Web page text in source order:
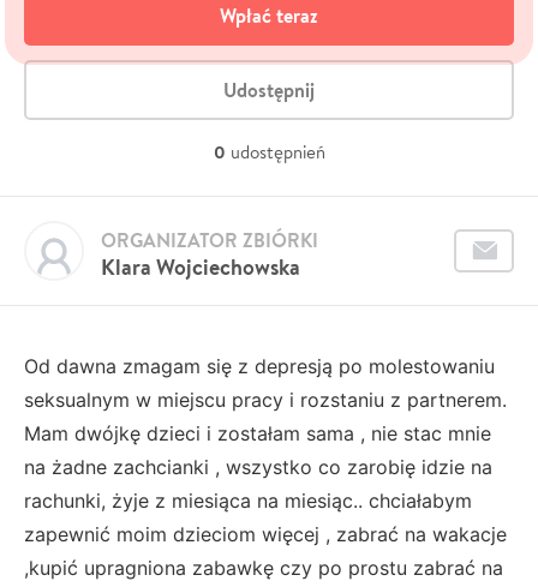
Wpłać teraz
Udostępnij
0 udostępnień
Klara Wojciechowska
ORGANIZATOR ZBIÓRKI
Od dawna zmagam się z depresją po molestowaniu
seksualnym w miejscu pracy i rozstaniu z partnerem.
Mam dwójkę dzieci i zostałam sama , nie stac mnie
na żadne zachcianki , wszystko co zarobię idzie na
rachunki, żyje z miesiąca na miesiąc.. chciałabym
zapewnić moim dzieciom więcej , zabrać na wakacje
,kupić upragniona zabawkę czy po prostu zabrać na